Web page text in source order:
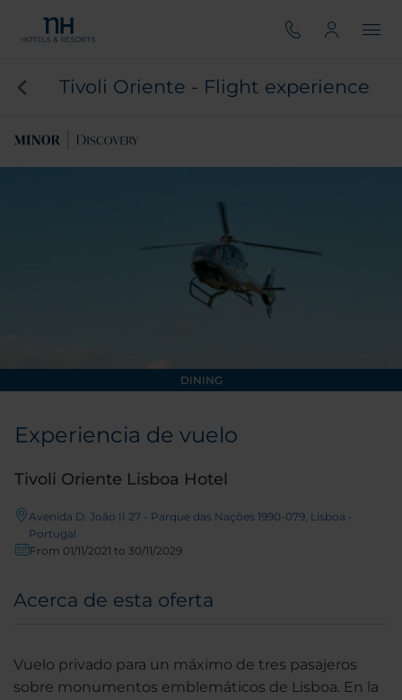
Tivoli Oriente - Flight experience
DINING
Experiencia de vuelo
Tivoli Oriente Lisboa Hotel
Avenida D. João II 27 - Parque das Nações 1990-079, Lisboa -
Portugal
From 01/11/2021 to 30/11/2029
Acerca de esta oferta
Vuelo privado para un máximo de tres pasajeros
sobre monumentos emblemáticos de Lisboa. En la